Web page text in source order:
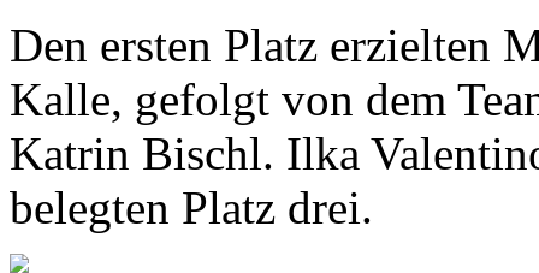
Den ersten Platz erzielten
Kalle, gefolgt von dem
Katrin Bischl. Ilka
belegten Platz drei.